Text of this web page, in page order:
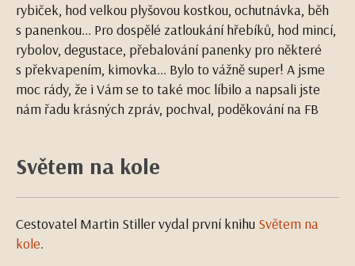
rybiček, hod velkou plyšovou kostkou, ochutnávka, běh
s panenkou... Pro dospělé zatloukání hřebíků, hod mincí,
rybolov, degustace, přebalování panenky pro některé
s překvapením, kimovka... Bylo to vážně super! A jsme
moc rády, že i Vám se to také moc líbilo a napsali jste
nám řadu krásných zpráv, pochval, poděkování na FB
Světem na kole
Cestovatel Martin Stiller vydal první knihu Světem na
kole.